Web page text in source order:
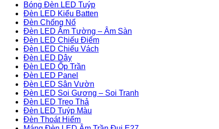
Bóng Đèn LED Tuýp
Đèn LED Kiểu Batten
Đèn Chống Nổ
Đèn LED Âm Tường – Âm Sàn
Đèn LED Chiếu Điểm
Đèn LED Chiếu Vách
Đèn LED Dây
Đèn LED Ốp Trần
Đèn LED Panel
Đèn LED Sân Vườn
Đèn LED Soi Gương – Soi Tranh
Đèn LED Treo Thả
Đèn LED Tuýp Màu
Đèn Thoát Hiểm